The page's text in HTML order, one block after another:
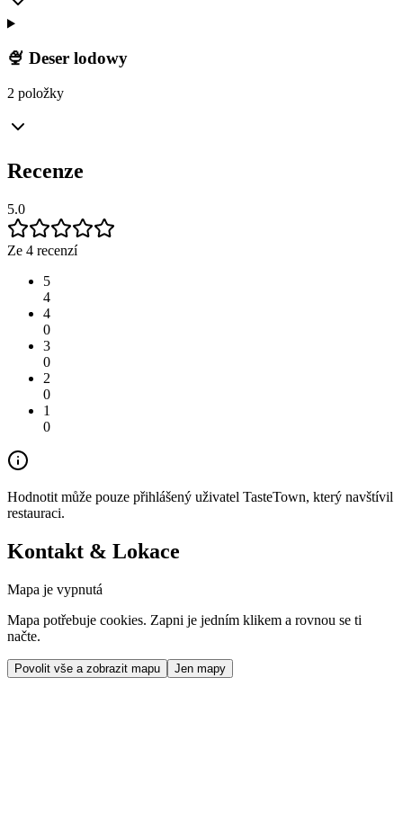
🍨 Deser lodowy
2 položky
Recenze
5.0
Ze 4 recenzí
5
4
4
0
3
0
2
0
1
0
Hodnotit může pouze přihlášený uživatel TasteTown, který navštívil
restauraci.
Kontakt & Lokace
Mapa je vypnutá
Mapa potřebuje cookies. Zapni je jedním klikem a rovnou se ti
načte.
Povolit vše a zobrazit mapu Jen mapy